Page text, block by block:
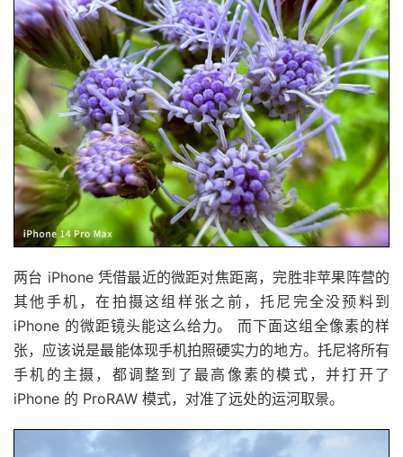
两台 iPhone 凭借最近的微距对焦距离，完胜非苹果阵营的
其他手机，在拍摄这组样张之前，托尼完全没预料到
iPhone 的微距镜头能这么给力。 而下面这组全像素的样
张，应该说是最能体现手机拍照硬实力的地方。托尼将所有
手机的主摄，都调整到了最高像素的模式，并打开了
iPhone 的 ProRAW 模式，对准了远处的运河取景。